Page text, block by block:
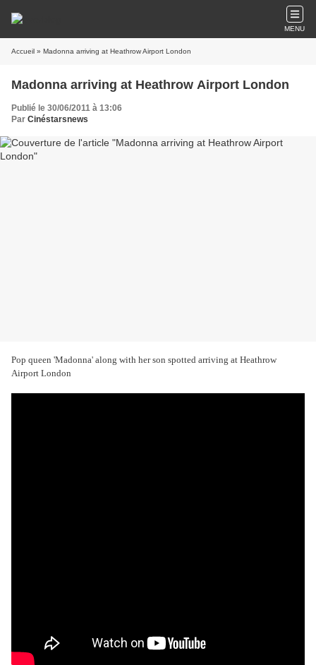
MENU
Accueil » Madonna arriving at Heathrow Airport London
Madonna arriving at Heathrow Airport London
Publié le 30/06/2011 à 13:06
Par Cinéstarsnews
Pop queen 'Madonna' along with her son spotted arriving at Heathrow
Airport London